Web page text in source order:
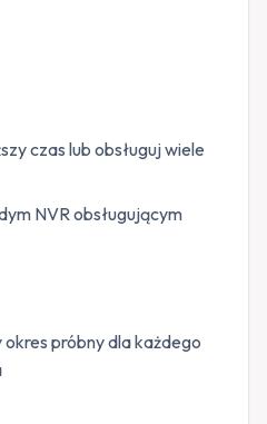
czas lub obsługuj wiele
NVR obsługującym
próbny dla każdego